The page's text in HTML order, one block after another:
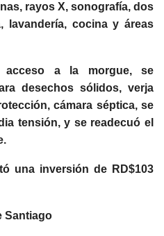
rayos X, sonografía, dos
lavandería, cocina y áreas
acceso a la morgue, se
desechos sólidos, verja
cámara séptica, se
tensión, y se readecuó el
una inversión de RD$103
Santiago